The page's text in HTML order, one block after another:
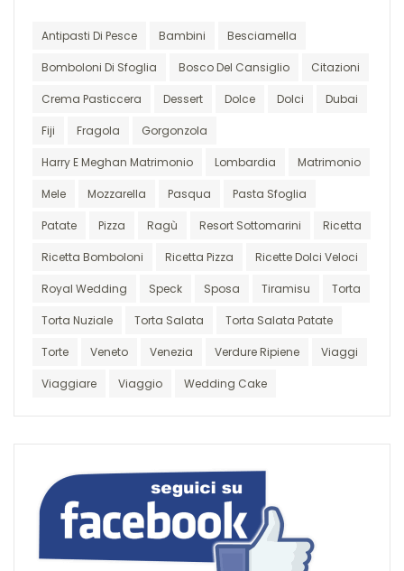
Antipasti Di Pesce Bambini Besciamella
Bomboloni Di Sfoglia Bosco Del Cansiglio Citazioni
Crema Pasticcera Dessert Dolce Dolci Dubai
Fiji Fragola Gorgonzola
Harry E Meghan Matrimonio Lombardia Matrimonio
Mele Mozzarella Pasqua Pasta Sfoglia
Patate Pizza Ragù Resort Sottomarini Ricetta
Ricetta Bomboloni Ricetta Pizza Ricette Dolci Veloci
Royal Wedding Speck Sposa Tiramisu Torta
Torta Nuziale Torta Salata Torta Salata Patate
Torte Veneto Venezia Verdure Ripiene Viaggi
Viaggiare Viaggio Wedding Cake